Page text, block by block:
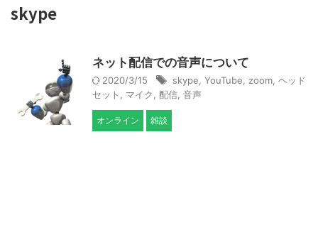
skype
ネット配信での音声について
2020/3/15 skype YouTube zoom ヘッド
セット
マイク 配信 音声
オンライン 雑談